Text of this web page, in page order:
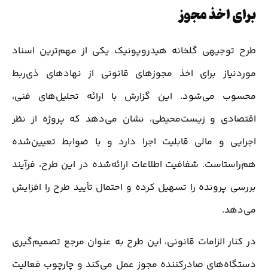
برای اخذ مجوز
طرح توجیهی گلخانه هیدروپونیک یکی از مهم‌ترین اسناد
موردنیاز برای اخذ مجوزهای قانونی از نهادهای ذی‌ربط
محسوب می‌شود. این گزارش با ارائه تحلیل‌های فنی،
اقتصادی و زیست‌محیطی، نشان می‌دهد که پروژه از نظر
اجرایی و مالی قابلیت اجرا دارد و با ضوابط تعیین‌شده
هم‌راستاست. شفافیت اطلاعات ارائه‌شده در این طرح، فرآیند
بررسی پرونده را تسهیل کرده و احتمال تأیید طرح را افزایش
می‌دهد.
در کنار الزامات قانونی، این طرح به عنوان مرجع تصمیم‌گیری
دستگاه‌های صادرکننده مجوز عمل می‌کند و چارچوب فعالیت